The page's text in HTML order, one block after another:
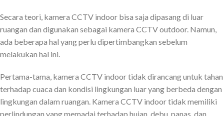
Secara teori, kamera CCTV indoor bisa saja dipasang di luar
ruangan dan digunakan sebagai kamera CCTV outdoor. Namun,
ada beberapa hal yang perlu dipertimbangkan sebelum
melakukan hal ini.
Pertama-tama, kamera CCTV indoor tidak dirancang untuk tahan
terhadap cuaca dan kondisi lingkungan luar yang berbeda dengan
lingkungan dalam ruangan. Kamera CCTV indoor tidak memiliki
perlindungan yang memadai terhadap hujan, debu, panas, dan